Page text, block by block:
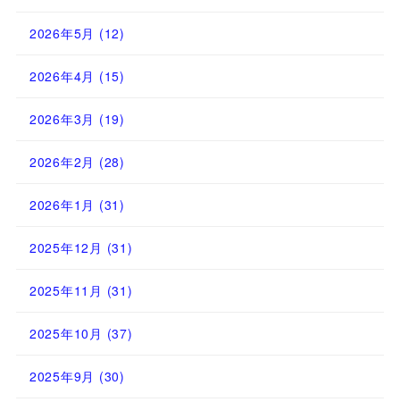
2026年5月 (12)
2026年4月 (15)
2026年3月 (19)
2026年2月 (28)
2026年1月 (31)
2025年12月 (31)
2025年11月 (31)
2025年10月 (37)
2025年9月 (30)